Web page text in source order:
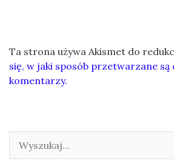
Ta strona używa Akismet do
się, w jaki sposób przetwarzane są
komentarzy.